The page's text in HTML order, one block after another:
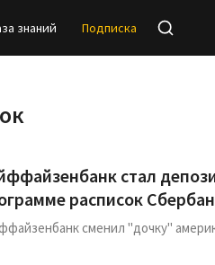
знаний Подписка
стал
расписок
сменил "дочку"